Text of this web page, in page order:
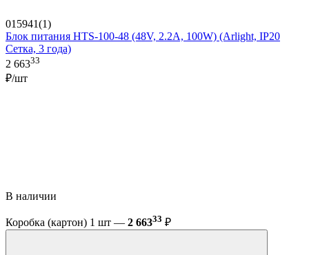
015941(1)
Блок питания HTS-100-48 (48V, 2.2A, 100W) (Arlight, IP20
Сетка, 3 года)
2 66333
₽/шт
В наличии
Коробка (картон) 1 шт — 2 66333 ₽